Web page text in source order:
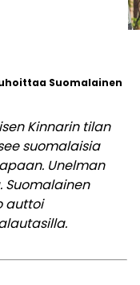
Suomalainen
Kinnarin tilan
suomalaisia
Unelman
Suomalainen
auttoi